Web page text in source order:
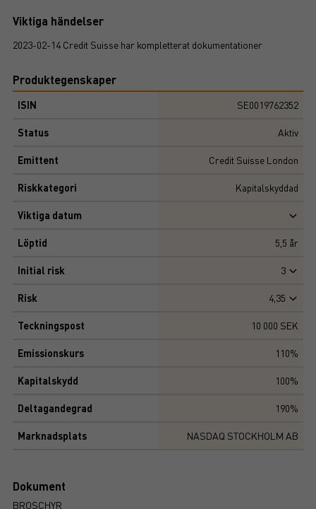
Viktiga händelser
2023-02-14 Credit Suisse har kompletterat dokumentationer
Produktegenskaper
ISIN SE0019762352
Status Aktiv
Emittent Credit Suisse London
Riskkategori Kapitalskyddad
Viktiga datum
Löptid 5,5 år
Initial risk 3
Risk 4,35
Teckningspost 10 000 SEK
Emissionskurs 110%
Kapitalskydd 100%
Deltagandegrad 190%
Marknadsplats NASDAQ STOCKHOLM AB
Dokument
BROSCHYR